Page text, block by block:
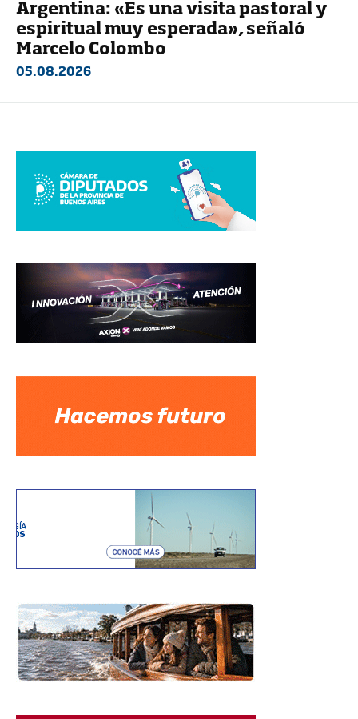
Argentina: «Es una visita pastoral y
espiritual muy esperada», señaló
Marcelo Colombo
05.08.2026